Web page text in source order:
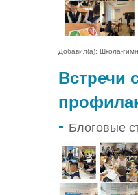
Добавил(а): Школа-
Встречи
- Блоговые